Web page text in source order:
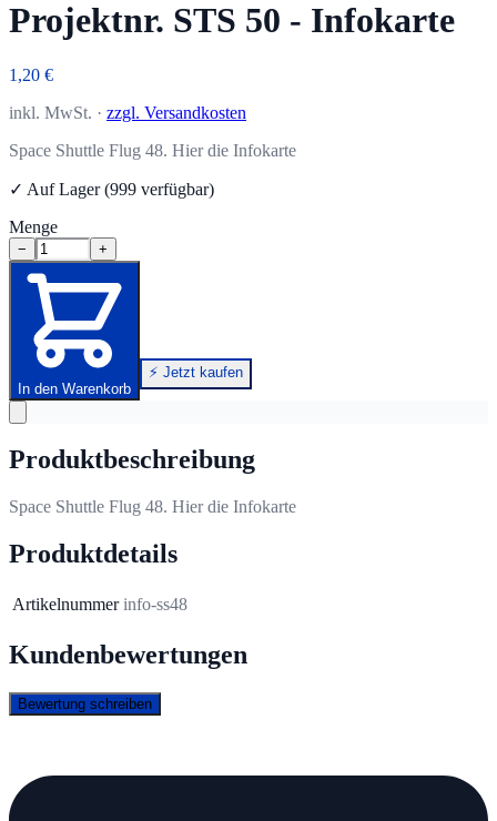
Projektnr. STS 50 - Infokarte
1,20 €
inkl. MwSt. · zzgl. Versandkosten
Space Shuttle Flug 48. Hier die Infokarte
✓ Auf Lager (999 verfügbar)
Menge
− +
In den Warenkorb
⚡ Jetzt kaufen
Produktbeschreibung
Space Shuttle Flug 48. Hier die Infokarte
Produktdetails
Artikelnummer info-ss48
Kundenbewertungen
Bewertung schreiben